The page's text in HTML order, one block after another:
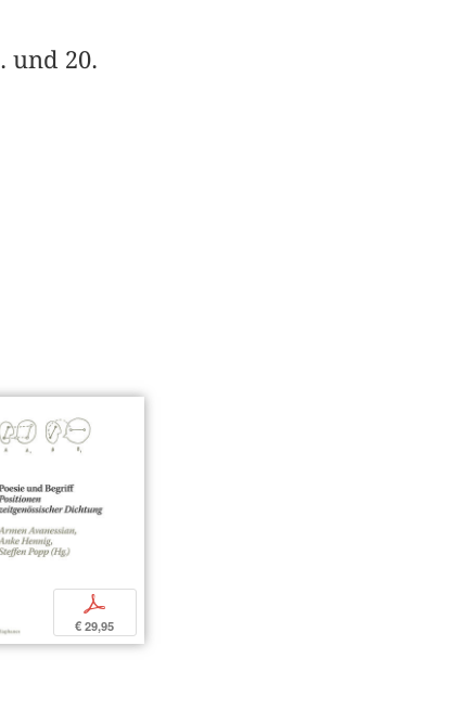
und 20.
p
€ 29,95